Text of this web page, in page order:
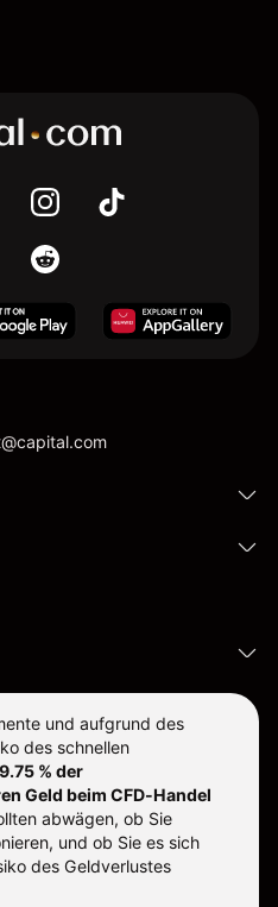
und aufgrund des
des schnellen
% der
Geld beim CFD-Handel
abwägen, ob Sie
und ob Sie es sich
des Geldverlustes